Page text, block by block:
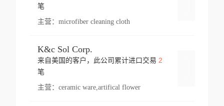
笔
主营： microfiber cleaning cloth
K&c Sol Corp.
来自美国的客户，此公司累计进口交易 2
笔
主营： ceramic ware,artifical flower